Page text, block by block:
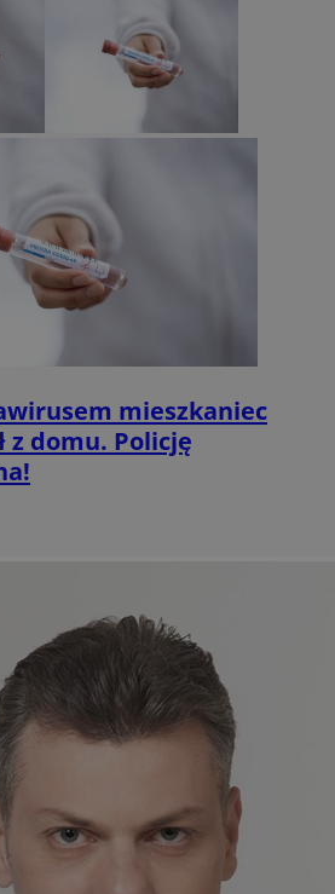
mieszkaniec
z domu. Policję